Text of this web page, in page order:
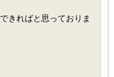
きればと思っておりま